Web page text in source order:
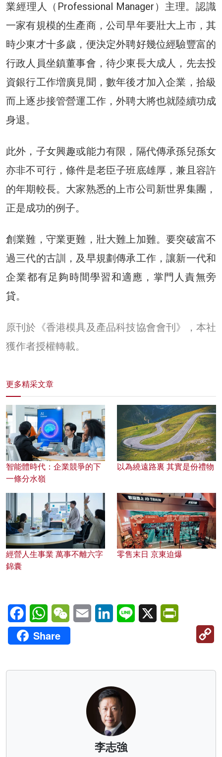
業經理人（Professional Manager）主理。認識
一家有規模的生產商，公司早年要壯大上市，其
時少東才十多歲，便決定外聘好幾位經驗豐富的
行政人員坐鎮董事會，待少東長大成人，先去投
資銀行工作増廣見聞，數年後才加入企業，拾級
而上逐步接管營運工作，外聘大將也就陸續功成
身退。
此外，子女興趣或能力有限，隔代傳承孫兒孫女
亦非不可行，條件是老臣子班底雄厚，兼且容許
的年期較長。大家熟悉的上市公司新世界集團，
正是成功的例子。
創業難，守業更難，壯大難上加難。要突破富不
過三代的古訓，及早規劃傳承工作，讓新一代和
企業都有足夠時間學習和適應，掌門人責無旁
貸。
原刊於《香港模具及產品科技協會會刊》，本社
獲作者授權轉載。
更多精采文章
智能體時代：企業競爭的下
一條分水嶺
以為繞遠路裏 其實是份禮物
經營人生事業 萬事不離六字
錦囊
零售末日 京東迫爆
FacebookWhatsAppWeChatEmail LinkedInLine X
Share
李志強